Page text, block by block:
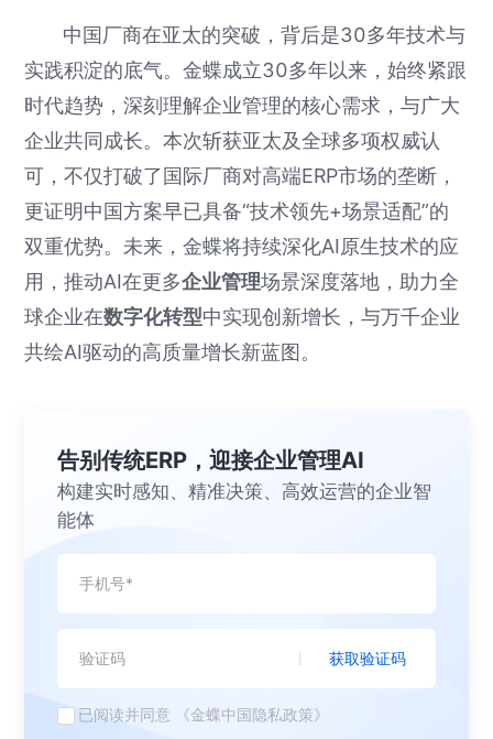
中国厂商在亚太的突破，背后是30多年技术与
实践积淀的底气。金蝶成立30多年以来，始终紧跟
时代趋势，深刻理解企业管理的核心需求，与广大
企业共同成长。本次斩获亚太及全球多项权威认
可，不仅打破了国际厂商对高端ERP市场的垄断，
更证明中国方案早已具备“技术领先+场景适配”的
双重优势。未来，金蝶将持续深化AI原生技术的应
用，推动AI在更多企业管理场景深度落地，助力全
球企业在数字化转型中实现创新增长，与万千企业
共绘AI驱动的高质量增长新蓝图。
告别传统ERP，迎接企业管理AI
构建实时感知、精准决策、高效运营的企业智
能体
获取验证码
已阅读并同意 《金蝶中国隐私政策》